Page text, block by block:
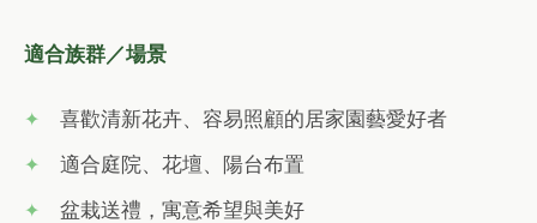
適合族群／場景
喜歡清新花卉、容易照顧的居家園藝愛好者
適合庭院、花壇、陽台布置
盆栽送禮，寓意希望與美好